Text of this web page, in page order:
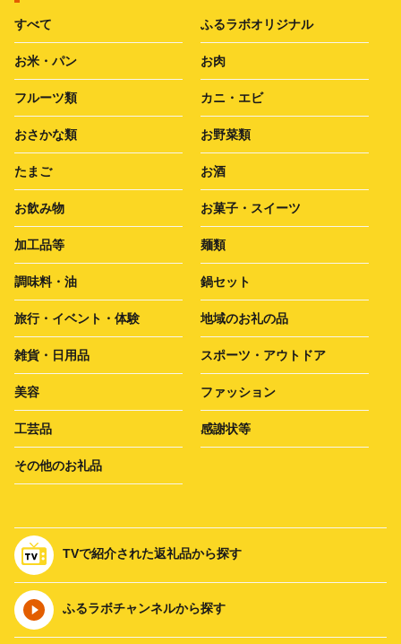
すべて ふるラボオリジナル
お米・パン お肉
フルーツ類 カニ・エビ
おさかな類 お野菜類
たまご お酒
お飲み物 お菓子・スイーツ
加工品等 麺類
調味料・油 鍋セット
旅行・イベント・体験 地域のお礼の品
雑貨・日用品 スポーツ・アウトドア
美容 ファッション
工芸品 感謝状等
その他のお礼品
TVで紹介された返礼品から探す
ふるラボチャンネルから探す